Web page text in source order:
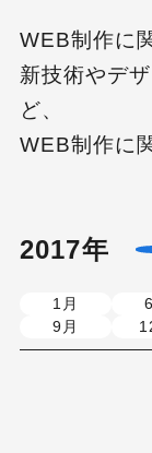
WEB制作に
新技術やデ
ど、
WEB制作に
2017年
1月
9月